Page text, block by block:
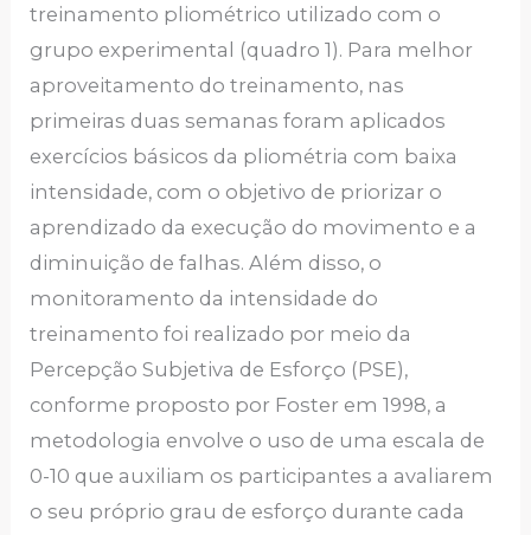
treinamento pliométrico utilizado com o
grupo experimental (quadro 1). Para melhor
aproveitamento do treinamento, nas
primeiras duas semanas foram aplicados
exercícios básicos da pliométria com baixa
intensidade, com o objetivo de priorizar o
aprendizado da execução do movimento e a
diminuição de falhas. Além disso, o
monitoramento da intensidade do
treinamento foi realizado por meio da
Percepção Subjetiva de Esforço (PSE),
conforme proposto por Foster em 1998, a
metodologia envolve o uso de uma escala de
0-10 que auxiliam os participantes a avaliarem
o seu próprio grau de esforço durante cada